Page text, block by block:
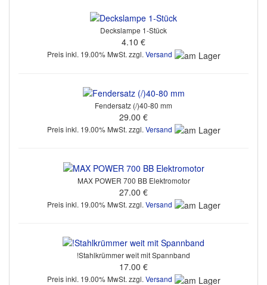
Deckslampe 1-Stück
4.10 €
Preis inkl. 19.00% MwSt. zzgl. Versand
Fendersatz (/)40-80 mm
29.00 €
Preis inkl. 19.00% MwSt. zzgl. Versand
MAX POWER 700 BB Elektromotor
27.00 €
Preis inkl. 19.00% MwSt. zzgl. Versand
!Stahlkrümmer weit mit Spannband
17.00 €
Preis inkl. 19.00% MwSt. zzgl. Versand